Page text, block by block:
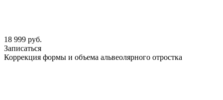
18 999 руб.
Записаться
Коррекция формы и объема альвеолярного отростка